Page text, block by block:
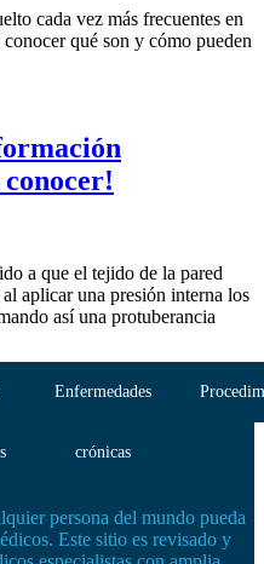
cada vez más frecuentes en
qué son y cómo pueden
a que el tejido de la pared
aplicar una presión interna los
así una protuberancia
Enfermedades
crónicas
persona del mundo pueda
Este sitio es revisado y